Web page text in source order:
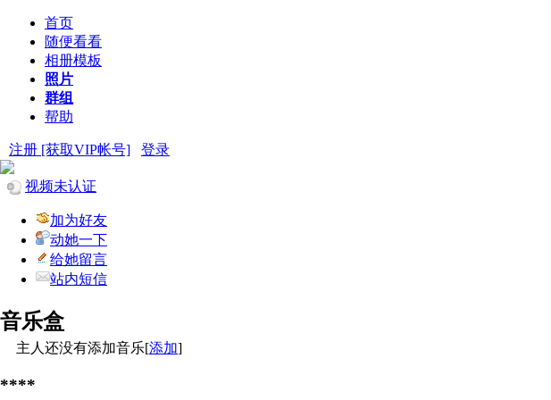
首页
随便看看
相册模板
照片
群组
帮助
注册 [获取VIP帐号] 登录
视频未认证
加为好友
动她一下
给她留言
站内短信
音乐盒
主人还没有添加音乐[添加]
****